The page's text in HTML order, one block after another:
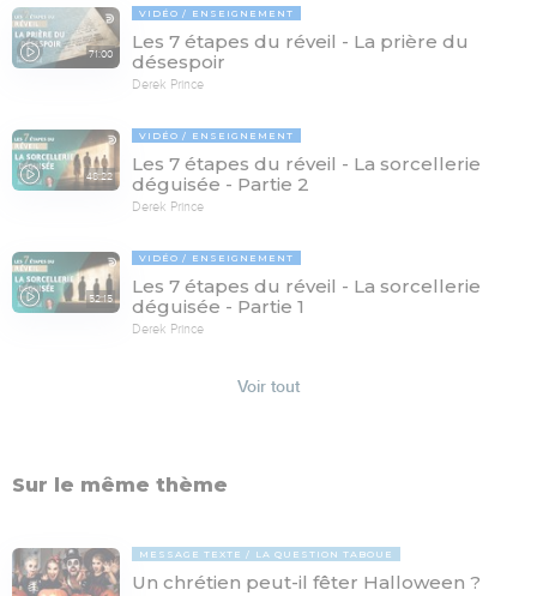
71:00
VIDÉO ENSEIGNEMENT
Les 7 étapes du réveil - La prière du
désespoir
Derek Prince
48:22
VIDÉO ENSEIGNEMENT
Les 7 étapes du réveil - La sorcellerie
déguisée - Partie 2
Derek Prince
52:15
VIDÉO ENSEIGNEMENT
Les 7 étapes du réveil - La sorcellerie
déguisée - Partie 1
Derek Prince
Voir tout
Sur le même thème
MESSAGE TEXTE LA QUESTION TABOUE
Un chrétien peut-il fêter Halloween ?